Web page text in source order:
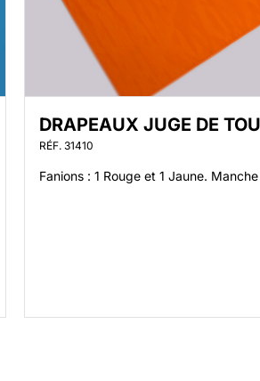
DRAPEAUX JUGE DE
RÉF. 31410
Fanions : 1 Rouge et 1 Jaune.